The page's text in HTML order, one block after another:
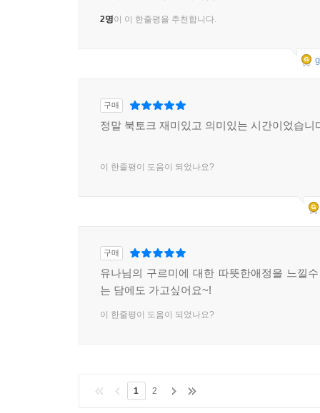
2명이 이 한줄평을 추천합니다.
구매
정말 북토크 재미있고 의미있는 시간이었습니
이 한줄평이 도움이 되었나요?
구매
유나님의 구르미에 대한 따뜻한애정을 느낄
는 담에도 가고싶어요~!
이 한줄평이 도움이 되었나요?
1 2